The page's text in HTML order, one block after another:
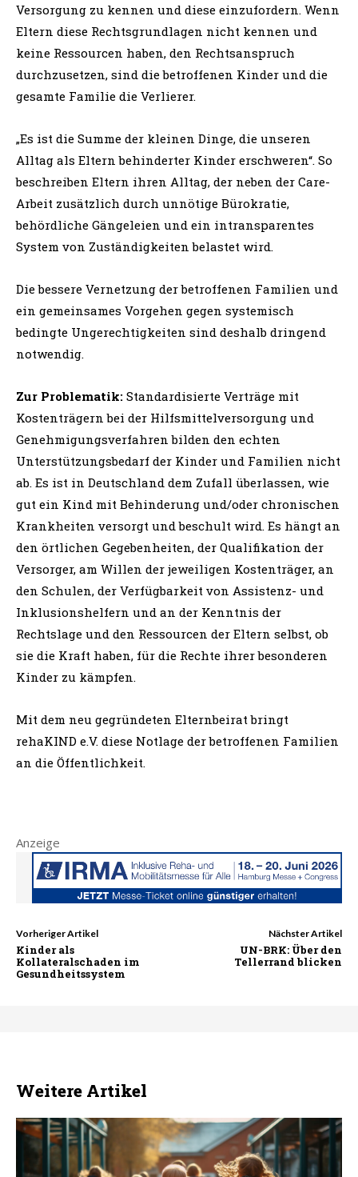
Versorgung zu kennen und diese einzufordern. Wenn
Eltern diese Rechtsgrundlagen nicht kennen und
keine Ressourcen haben, den Rechtsanspruch
durchzusetzen, sind die betroffenen Kinder und die
gesamte Familie die Verlierer.
„Es ist die Summe der kleinen Dinge, die unseren
Alltag als Eltern behinderter Kinder erschweren“. So
beschreiben Eltern ihren Alltag, der neben der Care-
Arbeit zusätzlich durch unnötige Bürokratie,
behördliche Gängeleien und ein intransparentes
System von Zuständigkeiten belastet wird.
Die bessere Vernetzung der betroffenen Familien und
ein gemeinsames Vorgehen gegen systemisch
bedingte Ungerechtigkeiten sind deshalb dringend
notwendig.
Zur Problematik: Standardisierte Verträge mit
Kostenträgern bei der Hilfsmittelversorgung und
Genehmigungsverfahren bilden den echten
Unterstützungsbedarf der Kinder und Familien nicht
ab. Es ist in Deutschland dem Zufall überlassen, wie
gut ein Kind mit Behinderung und/oder chronischen
Krankheiten versorgt und beschult wird. Es hängt an
den örtlichen Gegebenheiten, der Qualifikation der
Versorger, am Willen der jeweiligen Kostenträger, an
den Schulen, der Verfügbarkeit von Assistenz- und
Inklusionshelfern und an der Kenntnis der
Rechtslage und den Ressourcen der Eltern selbst, ob
sie die Kraft haben, für die Rechte ihrer besonderen
Kinder zu kämpfen.
Mit dem neu gegründeten Elternbeirat bringt
rehaKIND e.V. diese Notlage der betroffenen Familien
an die Öffentlichkeit.
Anzeige
Vorheriger Artikel
Kinder als
Kollateralschaden im
Gesundheitssystem
Nächster Artikel
UN-BRK: Über den
Tellerrand blicken
Weitere Artikel